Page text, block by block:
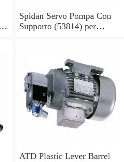
Spidan Servo Pompa Con
Supporto (53814) per
ATD Plastic Lever Barrel